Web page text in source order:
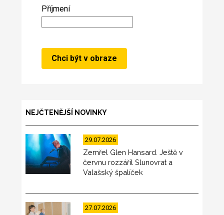
Příjmení
NEJČTENĚJŠÍ NOVINKY
29.07.2026
Zemřel Glen Hansard. Ještě v
červnu rozzářil Slunovrat a
Valašský špalíček
27.07.2026